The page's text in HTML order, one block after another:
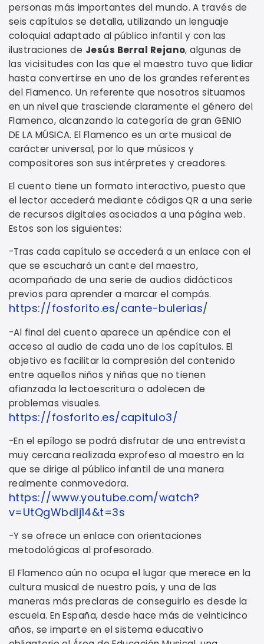
personas más importantes del mundo. A través de
seis capítulos se detalla, utilizando un lenguaje
coloquial adaptado al público infantil y con las
ilustraciones de Jesús Berral Rejano, algunas de
las vicisitudes con las que el maestro tuvo que lidiar
hasta convertirse en uno de los grandes referentes
del Flamenco. Un referente que nosotros situamos
en un nivel que trasciende claramente el género del
Flamenco, alcanzando la categoría de gran GENIO
DE LA MÚSICA. El Flamenco es un arte musical de
carácter universal, por lo que músicos y
compositores son sus intérpretes y creadores.
El cuento tiene un formato interactivo, puesto que
el lector accederá mediante códigos QR a una serie
de recursos digitales asociados a una página web.
Estos son los siguientes:
-Tras cada capítulo se accederá a un enlace con el
que se escuchará un cante del maestro,
acompañado de una serie de audios didácticos
previos para aprender a marcar el compás.
https://fosforito.es/cante-bulerias/
-Al final del cuento aparece un apéndice con el
acceso al audio de cada uno de los capítulos. El
objetivo es facilitar la compresión del contenido
entre aquellos niños y niñas que no tienen
afianzada la lectoescritura o adolecen de
problemas visuales.
https://fosforito.es/capitulo3/
-En el epílogo se podrá disfrutar de una entrevista
muy cercana realizada exprofeso al maestro en la
que se dirige al público infantil de una manera
realmente conmovedora.
https://www.youtube.com/watch?
v=UtQgWbdlj14&t=3s
-Y se ofrece un enlace con orientaciones
metodológicas al profesorado.
El Flamenco aún no ocupa el lugar que merece en la
cultura musical de nuestro país, y una de las
maneras más preclaras de conseguirlo es desde la
escuela. En España, desde hace más de veinticinco
años, se imparte en el sistema educativo